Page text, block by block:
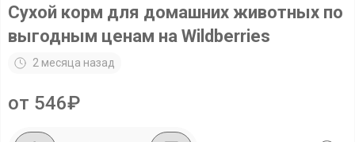
Сухой корм для домашних животных по
выгодным ценам на Wildberries
2 месяца назад
от 546₽